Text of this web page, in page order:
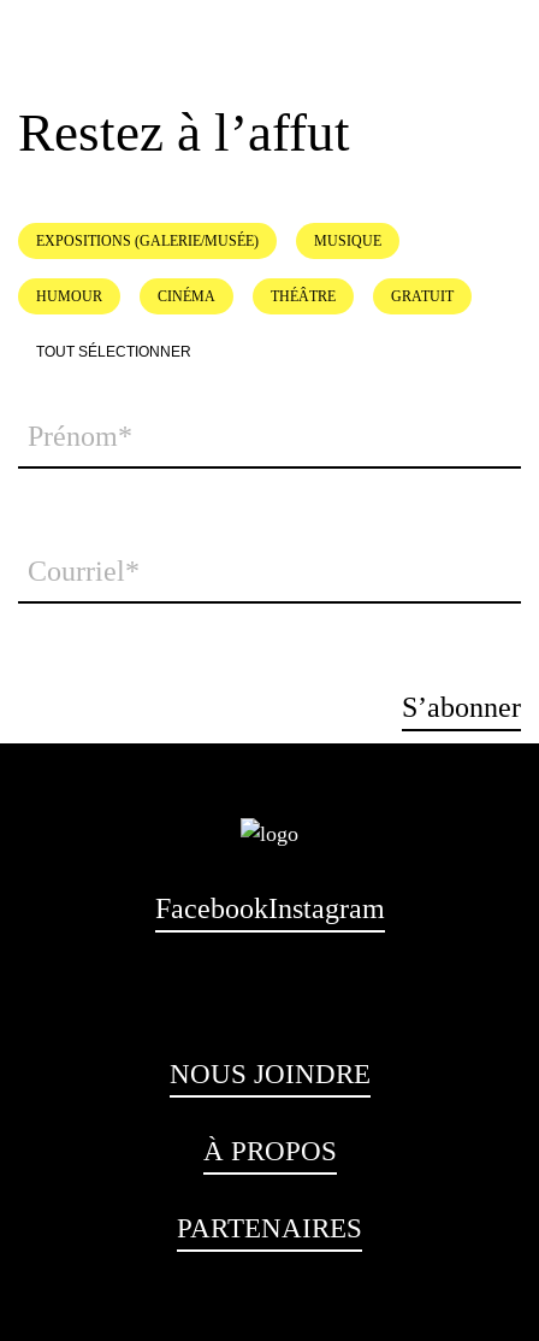
FacebookInstagram
NOUS JOINDRE
À PROPOS
PARTENAIRES
Restez à l’affut
EXPOSITIONS (GALERIE/MUSÉE) MUSIQUE
HUMOUR CINÉMA THÉÂTRE GRATUIT
TOUT SÉLECTIONNER